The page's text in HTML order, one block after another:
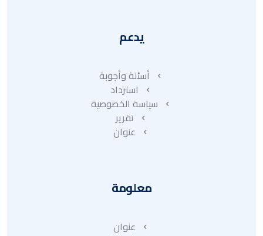
يدعم
أسئلة وأجوبة
استرداد
سياسة الخصوصية
تقرير
عنوان
معلومة
عنوان